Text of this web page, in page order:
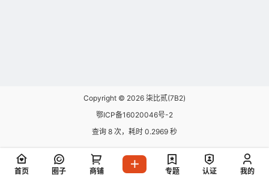
Copyright © 2026 柒比贰(7B2)
鄂ICP备16020046号-2
查询 8 次，耗时 0.2969 秒
首页 圈子 商铺 专题 认证 我的